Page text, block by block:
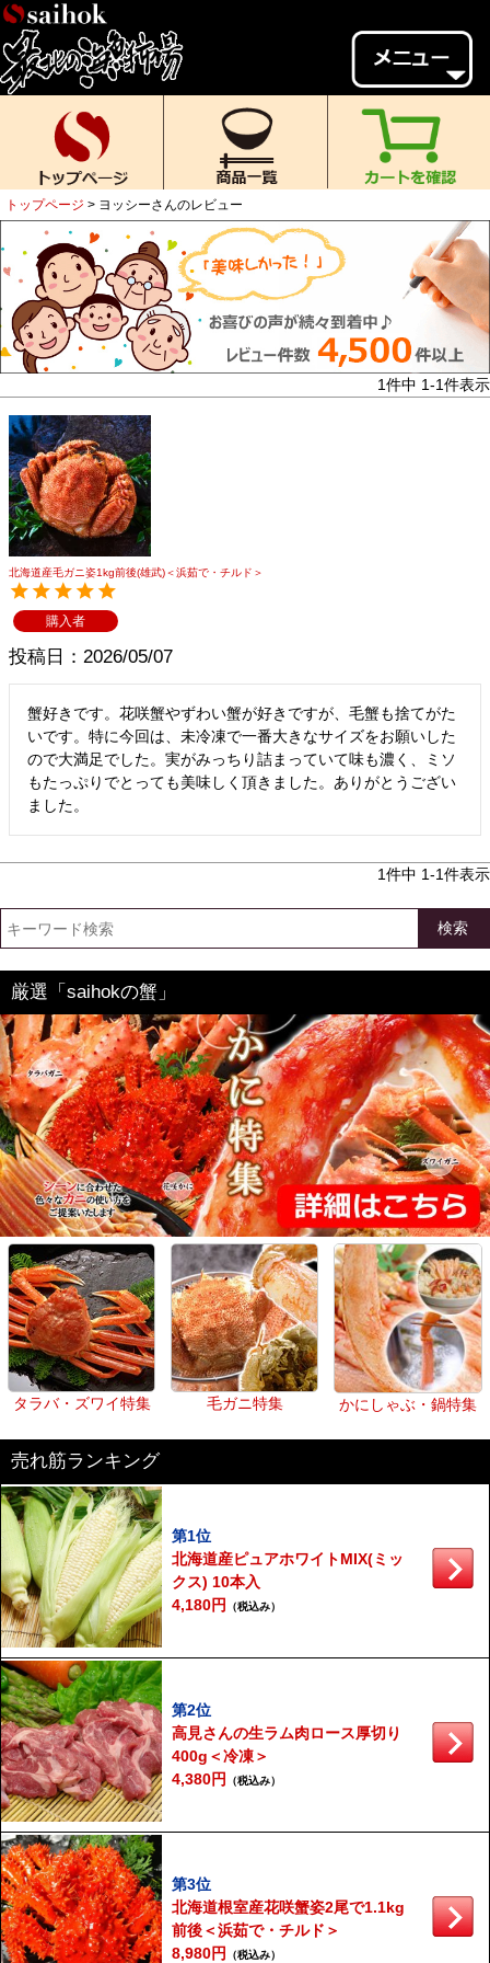
会員様メニュー
ゲスト
様、
いらっしゃいませ。
ご来店ありがとうございます。
新規会員登録
MYページ MYクーポン
ポイント履歴 お気に入り
レビュー投稿 閲覧履歴
当店について
初めての方へ
返品について
メルマガ登録
特定商取引法表示
トップページ ヨッシーさんのレビュー
1件中 1-1件表示
北海道産毛ガニ姿1kg前後(雄武)＜浜茹で・チルド＞
購入者
投稿日 2026/05/07
蟹好きです。花咲蟹やずわい蟹が好きですが、毛蟹も捨てがた
いです。特に今回は、未冷凍で一番大きなサイズをお願いした
ので大満足でした。実がみっちり詰まっていて味も濃く、ミソ
もたっぷりでとっても美味しく頂きました。ありがとうござい
ました。
1件中 1-1件表示
検索
厳選「saihokの蟹」
タラバ・ズワイ特集 毛ガニ特集 かにしゃぶ・鍋特集
売れ筋ランキング
第1位
北海道産ピュアホワイトMIX(ミッ
クス) 10本入
4,180円
（税込み）
第2位
高見さんの生ラム肉ロース厚切り
400g＜冷凍＞
4,380円
（税込み）
第3位
北海道根室産花咲蟹姿2尾で1.1kg
前後＜浜茹で・チルド＞
8,980円
（税込み）